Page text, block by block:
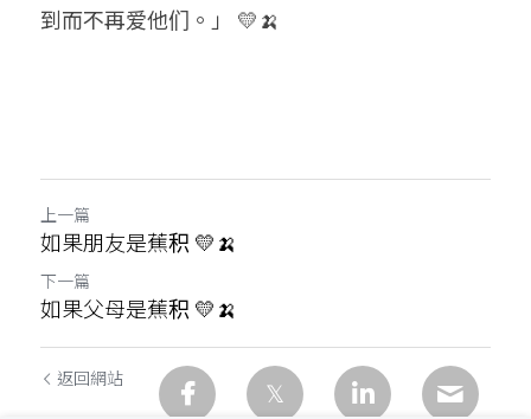
到而不再爱他们。」 💛🍌
上一篇
如果朋友是蕉积 💛🍌
下一篇
如果父母是蕉积 💛🍌
返回網站